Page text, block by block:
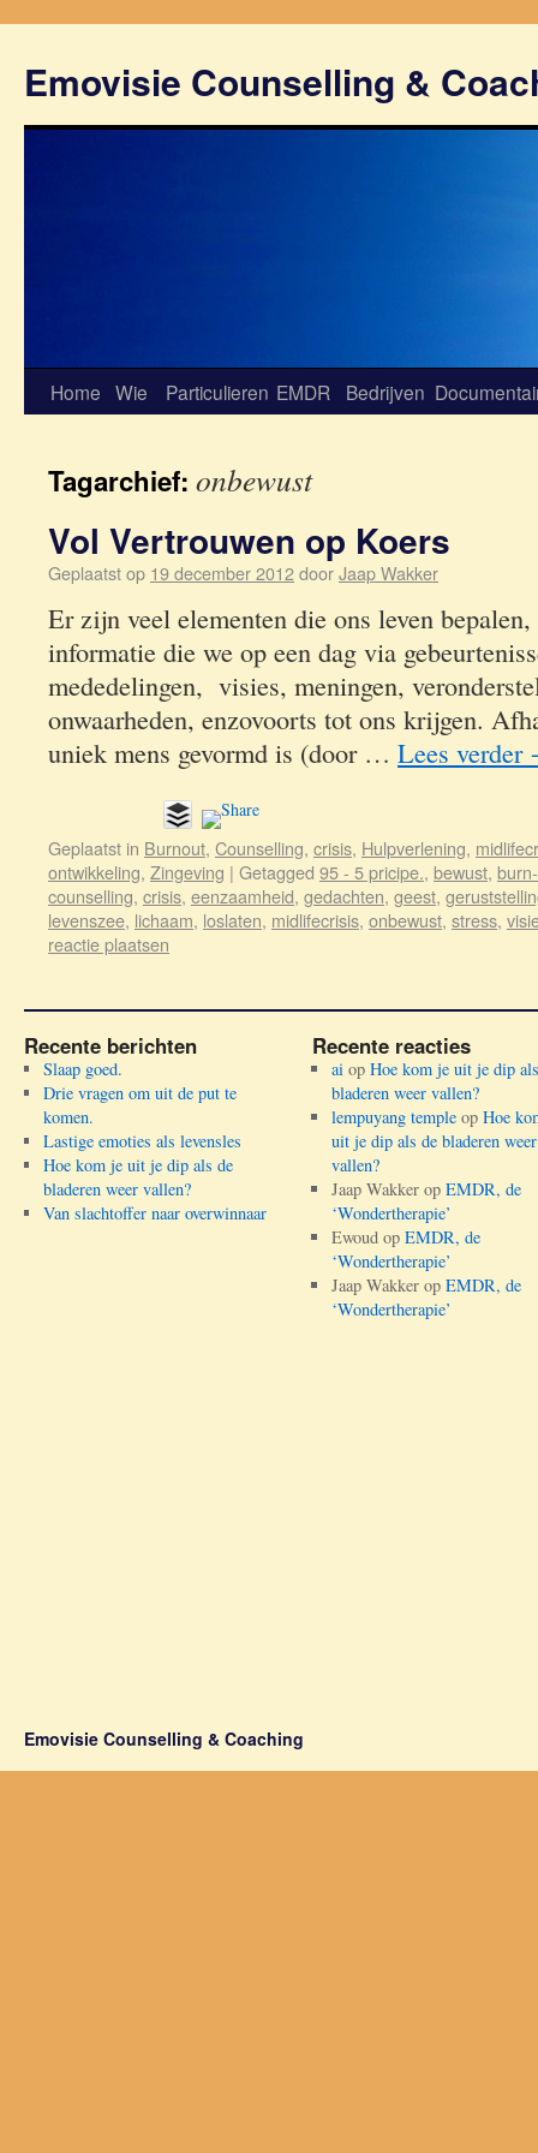
Emovisie Counselling &
Home Wie Particulieren EMDR Bedrijven
Tagarchief: onbewust
Vol Vertrouwen op Koers
Geplaatst op 19 december 2012doorJaap Wakker
Er zijn veel elementen die ons leven
informatie die we op een dag via
mededelingen, visies, meningen,
onwaarheden, enzovoorts tot ons krijgen.
uniek mens gevormd is (door … Lees verder
Geplaatst in Burnout, Counselling, crisis, Hulpverlening,
ontwikkeling, Zingeving | Getagged 95 - 5 pricipe., bewust,
counselling, crisis, eenzaamheid, gedachten, geest,
levenszee, lichaam, loslaten, midlifecrisis, onbewust, stress,
reactie plaatsen
Recente berichten
Slaap goed.
Drie vragen om uit de put te
komen.
Lastige emoties als levensles
Hoe kom je uit je dip als de
bladeren weer vallen?
Van slachtoffer naar overwinnaar
Recente reacties
aiop Hoe kom je uit je dip
bladeren weer vallen?
lempuyang templeop Hoe
uit je dip als de bladeren weer
vallen?
Jaap Wakkerop EMDR, de
‘Wondertherapie’
Ewoudop EMDR, de
‘Wondertherapie’
Jaap Wakkerop EMDR, de
‘Wondertherapie’
Emovisie Counselling & Coaching